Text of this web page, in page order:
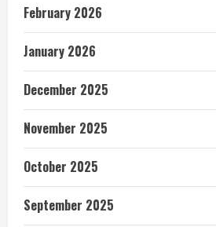
February 2026
January 2026
December 2025
November 2025
October 2025
September 2025